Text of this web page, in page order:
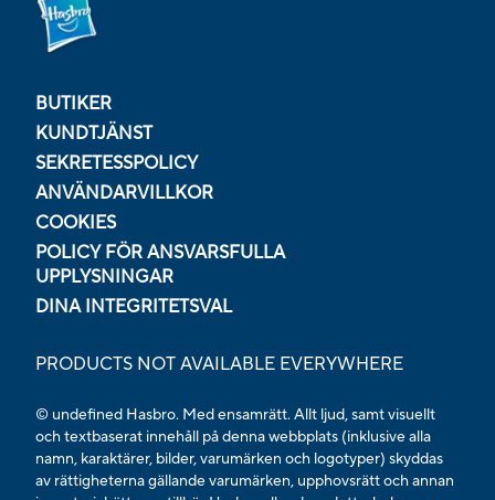
BUTIKER
KUNDTJÄNST
SEKRETESSPOLICY
ANVÄNDARVILLKOR
COOKIES
POLICY FÖR ANSVARSFULLA
UPPLYSNINGAR
DINA INTEGRITETSVAL
PRODUCTS NOT AVAILABLE EVERYWHERE
© undefined Hasbro. Med ensamrätt. Allt ljud, samt visuellt
och textbaserat innehåll på denna webbplats (inklusive alla
namn, karaktärer, bilder, varumärken och logotyper) skyddas
av rättigheterna gällande varumärken, upphovsrätt och annan